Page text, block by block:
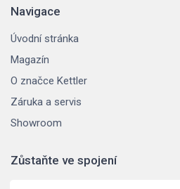
Navigace
Úvodní stránka
Magazín
O značce Kettler
Záruka a servis
Showroom
Zůstaňte ve spojení